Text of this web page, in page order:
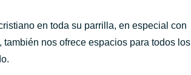
en toda su parrilla, en especial con
nos ofrece espacios para todos los